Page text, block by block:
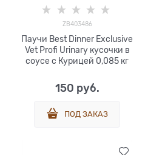
ZB403486
Паучи Best Dinner Exclusive
Vet Profi Urinary кусочки в
соусе с Курицей 0,085 кг
150 руб.
ПОД ЗАКАЗ